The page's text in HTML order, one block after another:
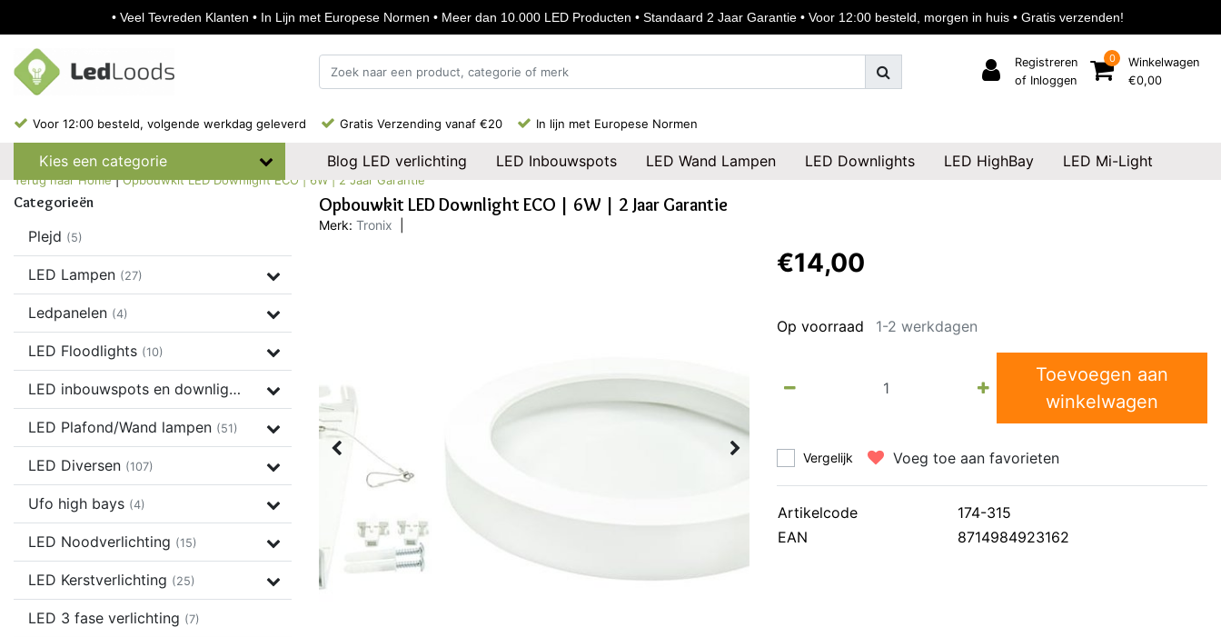
Registreren
of Inloggen
0
Winkelwagen
€0,00
Voor 12:00 besteld, volgende werkdag geleverd Gratis Verzending vanaf €20 In lijn met Europese Normen
Kies een categorie Blog LED verlichting LED Inbouwspots LED Wand Lampen LED Downlights LED HighBay LED Mi-Light
Terug naar Home|Opbouwkit LED Downlight ECO | 6W | 2 Jaar Garantie
Categorieën
Plejd (5)
LED Lampen (27)
Ledpanelen (4)
LED Floodlights (10)
LED inbouwspots en downlights (37)
LED Plafond/Wand lampen (51)
LED Diversen (107)
Ufo high bays (4)
LED Noodverlichting (15)
LED Kerstverlichting (25)
LED 3 fase verlichting (7)
Opbouwkit LED Downlight ECO | 6W | 2 Jaar Garantie
Merk: Tronix
€14,00
Op voorraad 1-2 werkdagen
Toevoegen aan
winkelwagen
Vergelijk Voeg toe aan favorieten
Artikelcode
174-315
EAN
8714984923162
• Veel Tevreden Klanten • In Lijn met Europese Normen • Meer dan 10.000 LED Producten • Standaard 2 Jaar Garantie • Voor 12:00 besteld, morgen in huis • Gratis verzenden!